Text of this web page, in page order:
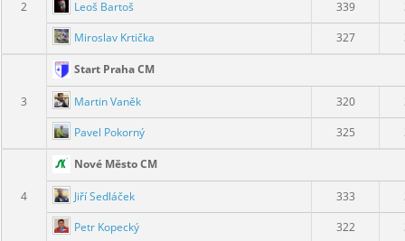
2 Leoš Bartoš 339
Miroslav Krtička
327
3
Start Praha CM
Martin Vaněk 320
Pavel Pokorný
325
4
Nové Město CM
Jiří Sedláček 333
Petr Kopecký
322